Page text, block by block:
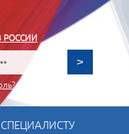
РОССИИ